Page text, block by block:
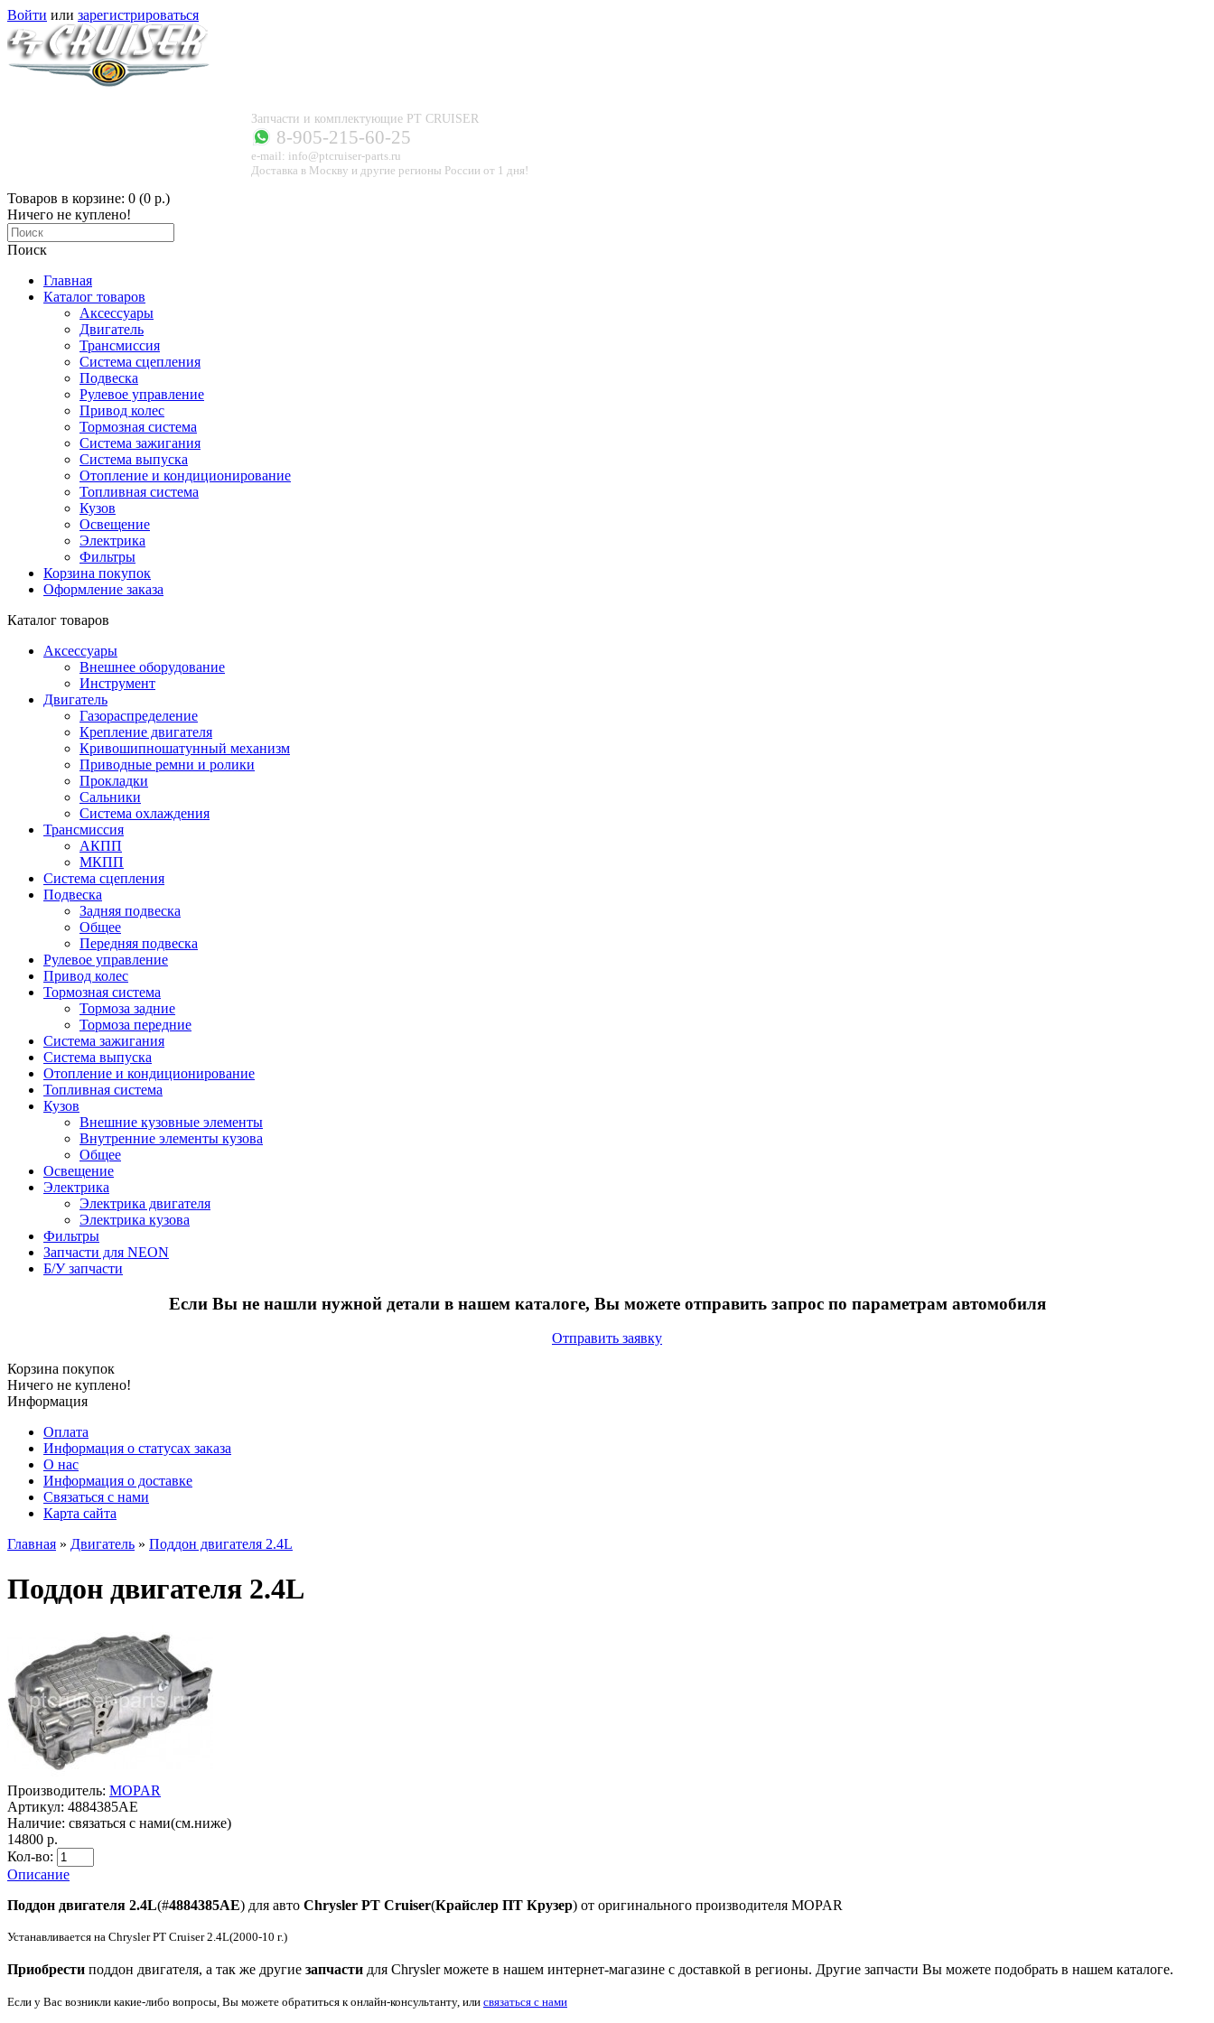
Войти или зарегистрироваться
Запчасти и комплектующие PT CRUISER
8-905-215-60-25
e-mail: info@ptcruiser-parts.ru
Доставка в Москву и другие регионы России от 1 дня!
Товаров в корзине: 0 (0 р.)
Ничего не куплено!
Поиск
Главная
Каталог товаров
Аксессуары
Двигатель
Трансмиссия
Система сцепления
Подвеска
Рулевое управление
Привод колес
Тормозная система
Система зажигания
Система выпуска
Отопление и кондиционирование
Топливная система
Кузов
Освещение
Электрика
Фильтры
Корзина покупок
Оформление заказа
Каталог товаров
Аксессуары
Внешнее оборудование
Инструмент
Двигатель
Газораспределение
Крепление двигателя
Кривошипношатунный механизм
Приводные ремни и ролики
Прокладки
Сальники
Система охлаждения
Трансмиссия
АКПП
МКПП
Система сцепления
Подвеска
Задняя подвеска
Общее
Передняя подвеска
Рулевое управление
Привод колес
Тормозная система
Тормоза задние
Тормоза передние
Система зажигания
Система выпуска
Отопление и кондиционирование
Топливная система
Кузов
Внешние кузовные элементы
Внутренние элементы кузова
Общее
Освещение
Электрика
Электрика двигателя
Электрика кузова
Фильтры
Запчасти для NEON
Б/У запчасти
Если Вы не нашли нужной детали в нашем каталоге, Вы можете отправить запрос по параметрам автомобиля
Отправить заявку
Корзина покупок
Ничего не куплено!
Информация
Оплата
Информация о статусах заказа
О нас
Информация о доставке
Связаться с нами
Карта сайта
Главная » Двигатель » Поддон двигателя 2.4L
Поддон двигателя 2.4L
Производитель: MOPAR
Артикул: 4884385AE
Наличие: связаться с нами(см.ниже)
14800 р.
Кол-во:
Описание
Поддон двигателя 2.4L(#4884385AE) для авто Chrysler PT Cruiser(Крайслер ПТ Крузер) от оригинального производителя MOPAR
Устанавливается на Chrysler PT Cruiser 2.4L(2000-10 г.)
Приобрести поддон двигателя, а так же другие запчасти для Chrysler можете в нашем интернет-магазине с доставкой в регионы. Другие запчасти Вы можете подобрать в нашем каталоге.
Если у Вас возникли какие-либо вопросы, Вы можете обратиться к онлайн-консультанту, или связаться с нами